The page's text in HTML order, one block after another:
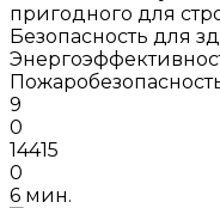
пригодного для
Безопасность для
9
0
14415
0
6 мин.